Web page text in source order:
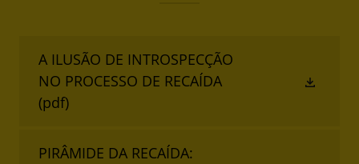
A ILUSÃO DE INTROSPECÇÃO
NO PROCESSO DE RECAÍDA
(pdf)
PIRÂMIDE DA RECAÍDA: